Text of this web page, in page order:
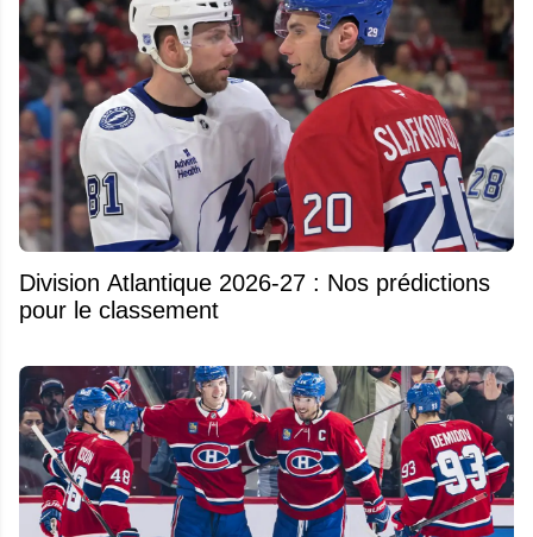
Division Atlantique 2026-27 : Nos prédictions
pour le classement